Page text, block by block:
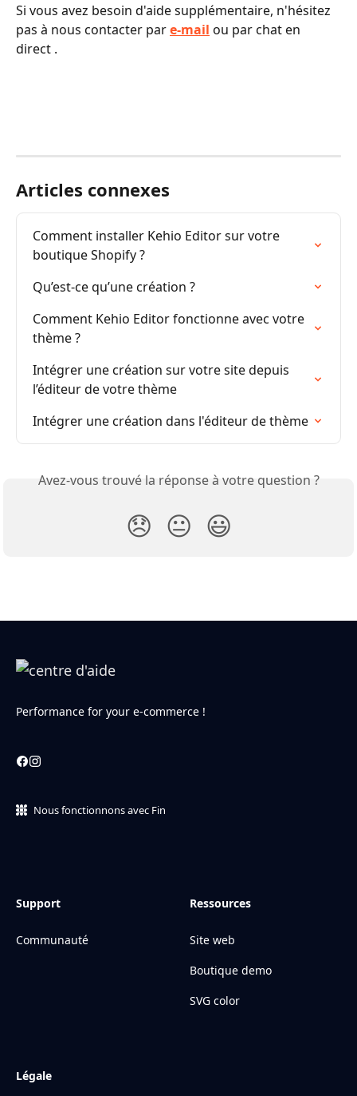
Si vous avez besoin d'aide supplémentaire, n'hésitez
pas à nous contacter par e-mail ou par chat en
direct .
Articles connexes
Comment installer Kehio Editor sur votre
boutique Shopify ?
Qu’est-ce qu’une création ?
Comment Kehio Editor fonctionne avec votre
thème ?
Intégrer une création sur votre site depuis
l’éditeur de votre thème
Intégrer une création dans l'éditeur de thème
Avez-vous trouvé la réponse à votre question ?
😞 😐 😃
Performance for your e-commerce !
Nous fonctionnons avec Fin
Support
Communauté
Ressources
Site web
Boutique demo
SVG color
Légale